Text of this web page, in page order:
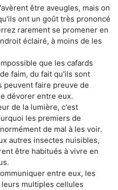
être aveugles, mais on
ont un goût très prononcé
rarement se promener en
éclairé, à moins de les
que les cafards
faim, du fait qu'ils sont
peuvent faire preuve de
dévorer entre eux.
de la lumière, c'est
les premiers de
de mal à les voir.
autres insectes nuisibles,
être habitués à vivre en
entre eux, les
multiples cellules